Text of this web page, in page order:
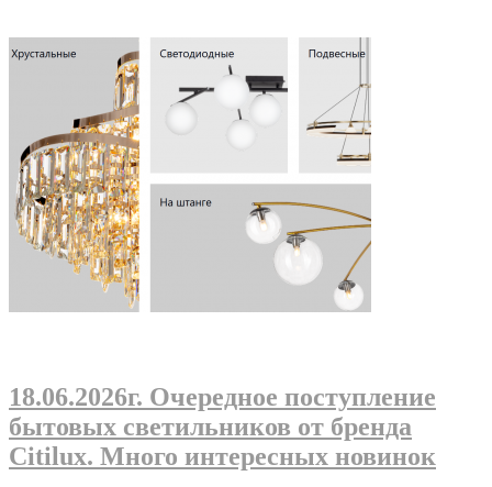
18.06.2026г. Очередное поступление
бытовых светильников от бренда
Citilux. Много интересных новинок